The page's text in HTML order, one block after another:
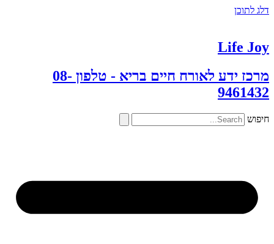
דלג לתוכן
Life Joy
מרכז ידע לאורח חיים בריא - טלפון 08-
9461432
חיפוש